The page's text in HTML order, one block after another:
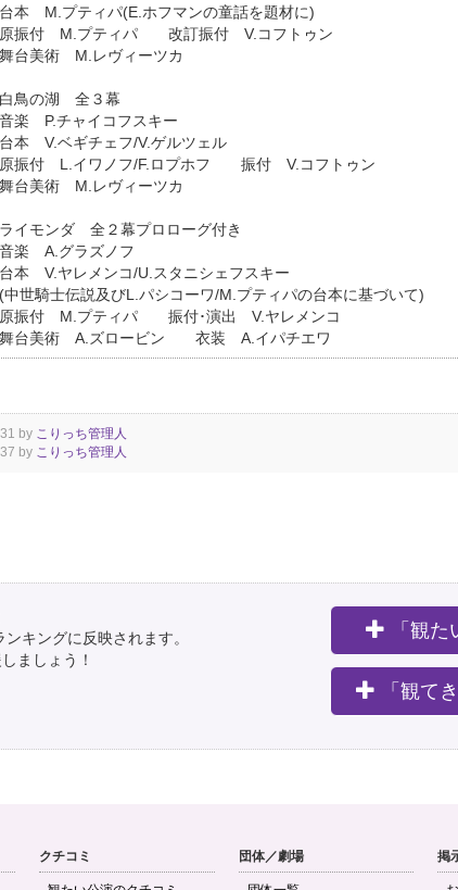
台本 M.プティパ(E.ホフマンの童話を題材に)
原振付 M.プティパ 改訂振付 V.コフトゥン
舞台美術 M.レヴィーツカ
白鳥の湖 全３幕
音楽 P.チャイコフスキー
台本 V.ベギチェフ/V.ゲルツェル
原振付 L.イワノフ/F.ロプホフ 振付 V.コフトゥン
舞台美術 M.レヴィーツカ
ライモンダ 全２幕プロローグ付き
音楽 A.グラズノフ
台本 V.ヤレメンコ/U.スタニシェフスキー
(中世騎士伝説及びL.パシコーワ/M.プティパの台本に基づいて)
原振付 M.プティパ 振付･演出 V.ヤレメンコ
舞台美術 A.ズロービン 衣装 A.イパチエワ
by こりっち管理人
by こりっち管理人
キングに反映されます。
ましょう！
「観
「観て
クチコミ 団体／劇場 掲